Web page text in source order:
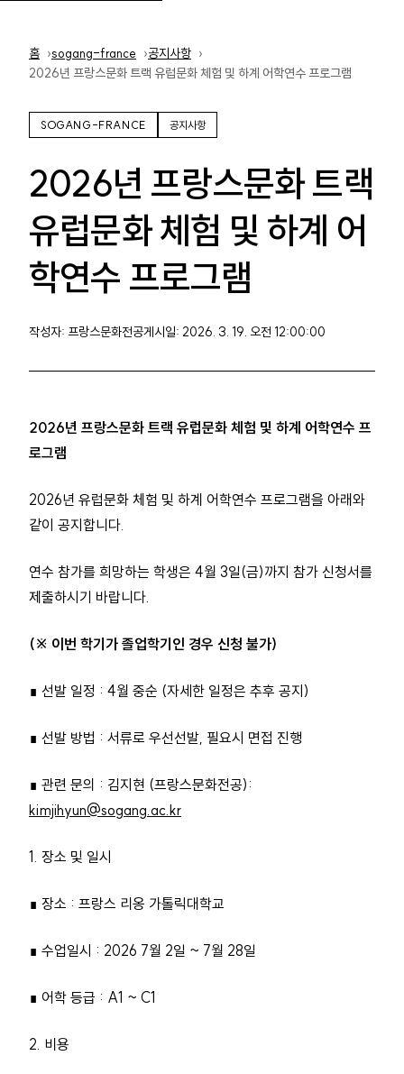
홈 sogang-france
공지사항
2026년 프랑스문화 트랙 유럽문화 체험 및 하계 어학연수 프로그램
SOGANG-FRANCE 공지사항
2026년 프랑스문화 트랙
유럽문화 체험 및 하계 어
학연수 프로그램
작성자: 프랑스문화전공게시일: 2026. 3. 19. 오전 12:00:00
2026년 프랑스문화 트랙 유럽문화 체험 및 하계 어학연수 프
로그램
2026년 유럽문화 체험 및 하계 어학연수 프로그램을 아래와
같이 공지합니다.
연수 참가를 희망하는 학생은 4월 3일(금)까지 참가 신청서를
제출하시기 바랍니다.
(※ 이번 학기가 졸업학기인 경우 신청 불가)
∎ 선발 일정 : 4월 중순 (자세한 일정은 추후 공지)
∎ 선발 방법 : 서류로 우선선발, 필요시 면접 진행
∎ 관련 문의 : 김지현 (프랑스문화전공):
kimjihyun@sogang.ac.kr
1. 장소 및 일시
∎ 장소 : 프랑스 리옹 가톨릭대학교
∎ 수업일시 : 2026 7월 2일 ~ 7월 28일
∎ 어학 등급 : A1 ~ C1
2. 비용